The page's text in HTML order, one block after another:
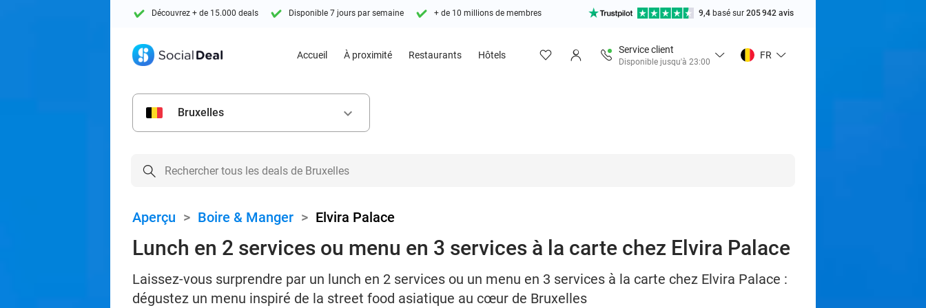
Découvrez + de 15.000 deals Disponible 7 jours par semaine + de 10 millions de membres 9,4 basé sur 205 942 avis
Accueil À proximité Restaurants Hôtels
Service client
Disponible jusqu'à 23:00
FR
Bruxelles keyboard_arrow_down
Aperçu > Boire & Manger > Elvira Palace
Lunch en 2 services ou menu en 3 services à la carte chez Elvira Palace
Laissez-vous surprendre par un lunch en 2 services ou un menu en 3 services à la carte chez Elvira Palace :
dégustez un menu inspiré de la street food asiatique au cœur de Bruxelles